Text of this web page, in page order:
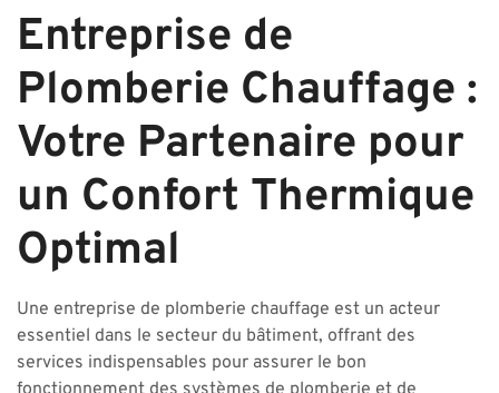
Entreprise de
Plomberie Chauffage :
Votre Partenaire pour
un Confort Thermique
Optimal
Une entreprise de plomberie chauffage est un acteur
essentiel dans le secteur du bâtiment, offrant des
services indispensables pour assurer le bon